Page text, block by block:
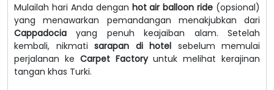
Mulailah hari Anda dengan hot air balloon ride (opsional)
yang menawarkan pemandangan menakjubkan dari
Cappadocia yang penuh keajaiban alam. Setelah
kembali, nikmati sarapan di hotel sebelum memulai
perjalanan ke Carpet Factoryuntuk melihat kerajinan
tangan khas Turki.